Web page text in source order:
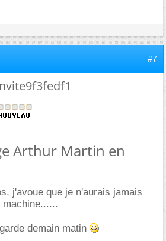
#7
Arthur Martin en
j'avoue que je n'aurais jamais
machine......
demain matin